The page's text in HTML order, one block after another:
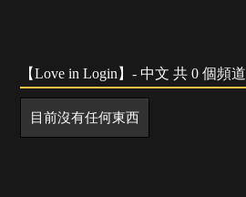
【Love in Login】- 中文 共 0 個頻道
目前沒有任何東西